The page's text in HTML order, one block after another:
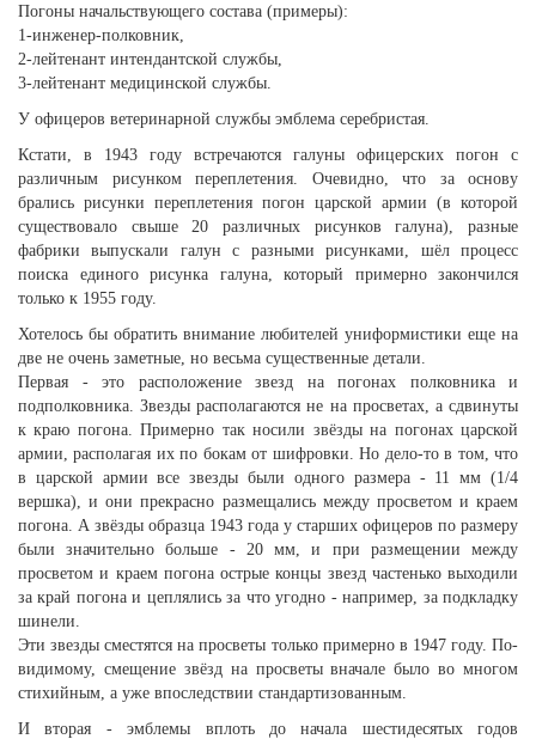
Погоны начальствующего состава (примеры):
1-инженер-полковник,
2-лейтенант интендантской службы,
3-лейтенант медицинской службы.
У офицеров ветеринарной службы эмблема серебристая.
Кстати, в 1943 году встречаются галуны офицерских погон с
различным рисунком переплетения. Очевидно, что за основу
брались рисунки переплетения погон царской армии (в которой
существовало свыше 20 различных рисунков галуна), разные
фабрики выпускали галун с разными рисунками, шёл процесс
поиска единого рисунка галуна, который примерно закончился
только к 1955 году.
Хотелось бы обратить внимание любителей униформистики еще на
две не очень заметные, но весьма существенные детали.
Первая - это расположение звезд на погонах полковника и
подполковника. Звезды располагаются не на просветах, а сдвинуты
к краю погона. Примерно так носили звёзды на погонах царской
армии, располагая их по бокам от шифровки. Но дело-то в том, что
в царской армии все звезды были одного размера - 11 мм (1/4
вершка), и они прекрасно размещались между просветом и краем
погона. А звёзды образца 1943 года у старших офицеров по размеру
были значительно больше - 20 мм, и при размещении между
просветом и краем погона острые концы звезд частенько выходили
за край погона и цеплялись за что угодно - например, за подкладку
шинели.
Эти звезды сместятся на просветы только примерно в 1947 году. По-
видимому, смещение звёзд на просветы вначале было во многом
стихийным, а уже впоследствии стандартизованным.
И вторая - эмблемы вплоть до начала шестидесятых годов